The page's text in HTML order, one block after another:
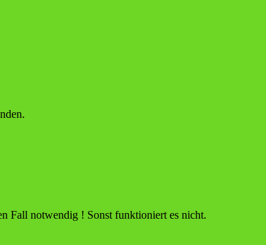
Fall notwendig ! Sonst funktioniert es nicht.